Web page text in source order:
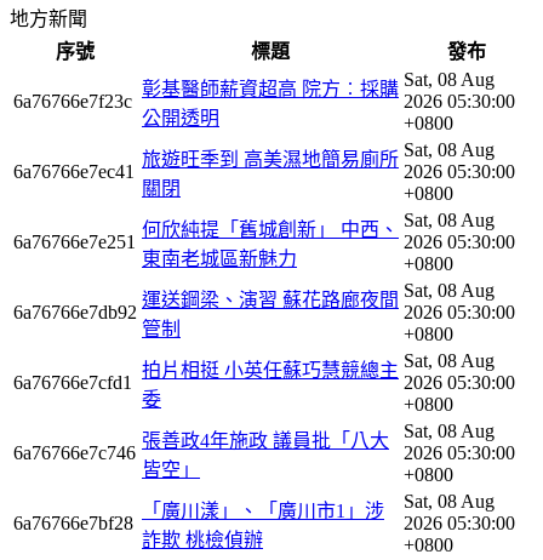
地方新聞
序號
標題 發布
6a76766e7f23c
彰基醫師薪資超高 院方︰採購
公開透明
Sat, 08 Aug
2026 05:30:00
+0800
6a76766e7ec41
旅遊旺季到 高美濕地簡易廁所
關閉
Sat, 08 Aug
2026 05:30:00
+0800
6a76766e7e251
何欣純提「舊城創新」 中西、
東南老城區新魅力
Sat, 08 Aug
2026 05:30:00
+0800
6a76766e7db92
運送鋼梁、演習 蘇花路廊夜間
管制
Sat, 08 Aug
2026 05:30:00
+0800
6a76766e7cfd1
拍片相挺 小英任蘇巧慧競總主
委
Sat, 08 Aug
2026 05:30:00
+0800
6a76766e7c746
張善政4年施政 議員批「八大
皆空」
Sat, 08 Aug
2026 05:30:00
+0800
6a76766e7bf28
「廣川漾」、「廣川市1」涉
詐欺 桃檢偵辦
Sat, 08 Aug
2026 05:30:00
+0800